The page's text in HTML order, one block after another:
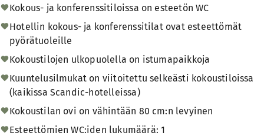
Kokous- ja konferenssitiloissa on esteetön WC
Hotellin kokous- ja konferenssitilat ovat esteettömät
pyörätuoleille
Kokoustilojen ulkopuolella on istumapaikkoja
Kuuntelusilmukat on viitoitettu selkeästi kokoustiloissa
(kaikissa Scandic-hotelleissa)
Kokoustilan ovi on vähintään 80 cm:n levyinen
Esteettömien WC:iden lukumäärä: 1